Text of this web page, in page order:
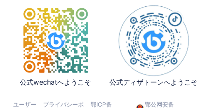
公式wechatへようこそ 公式ディザトーンへようこそ
ユーザー プライバシーポ 鄂ICP备 鄂公网安备